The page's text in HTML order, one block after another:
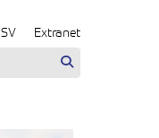
SV Extranet